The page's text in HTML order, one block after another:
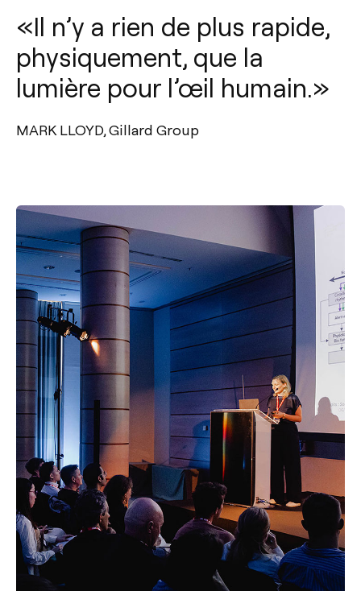
«Il n’y a rien de plus rapide,
physiquement, que la
lumière pour l’œil humain.»
MARK LLOYD, Gillard Group